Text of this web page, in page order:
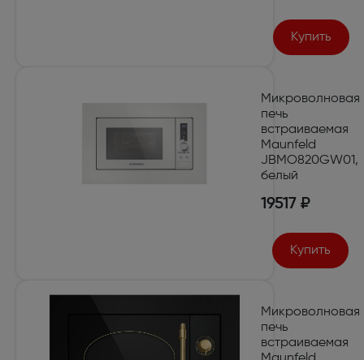
Купить
Микроволновая
печь
встраиваемая
Maunfeld
JBMO820GW01,
белый
19517 ₽
Купить
Микроволновая
печь
встраиваемая